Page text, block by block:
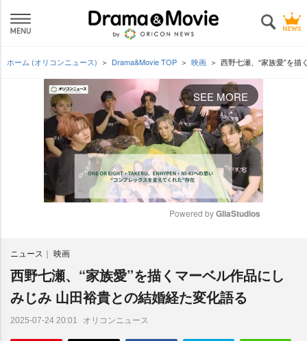
ホーム (オリコンニュース) Drama&Movie TOP 映画 西野七瀬、“家族愛”を
SEE MORE
e
Powered by GliaStudios
ニュース 映画
西野七瀬、“家族愛”を描くマーベル作品にし
みじみ 山田裕貴との結婚経た変化語る
2025-07-24 20:01 オリコンニュース